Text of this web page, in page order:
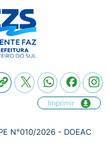
Imprimir
N°010/2026 - DOEAC